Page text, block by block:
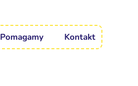
Pomagamy Kontakt